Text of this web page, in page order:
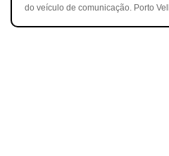
do veículo de comunicação. Porto